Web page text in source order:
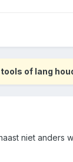
of lang
niet anders